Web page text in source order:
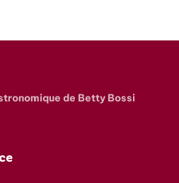
de Betty Bossi